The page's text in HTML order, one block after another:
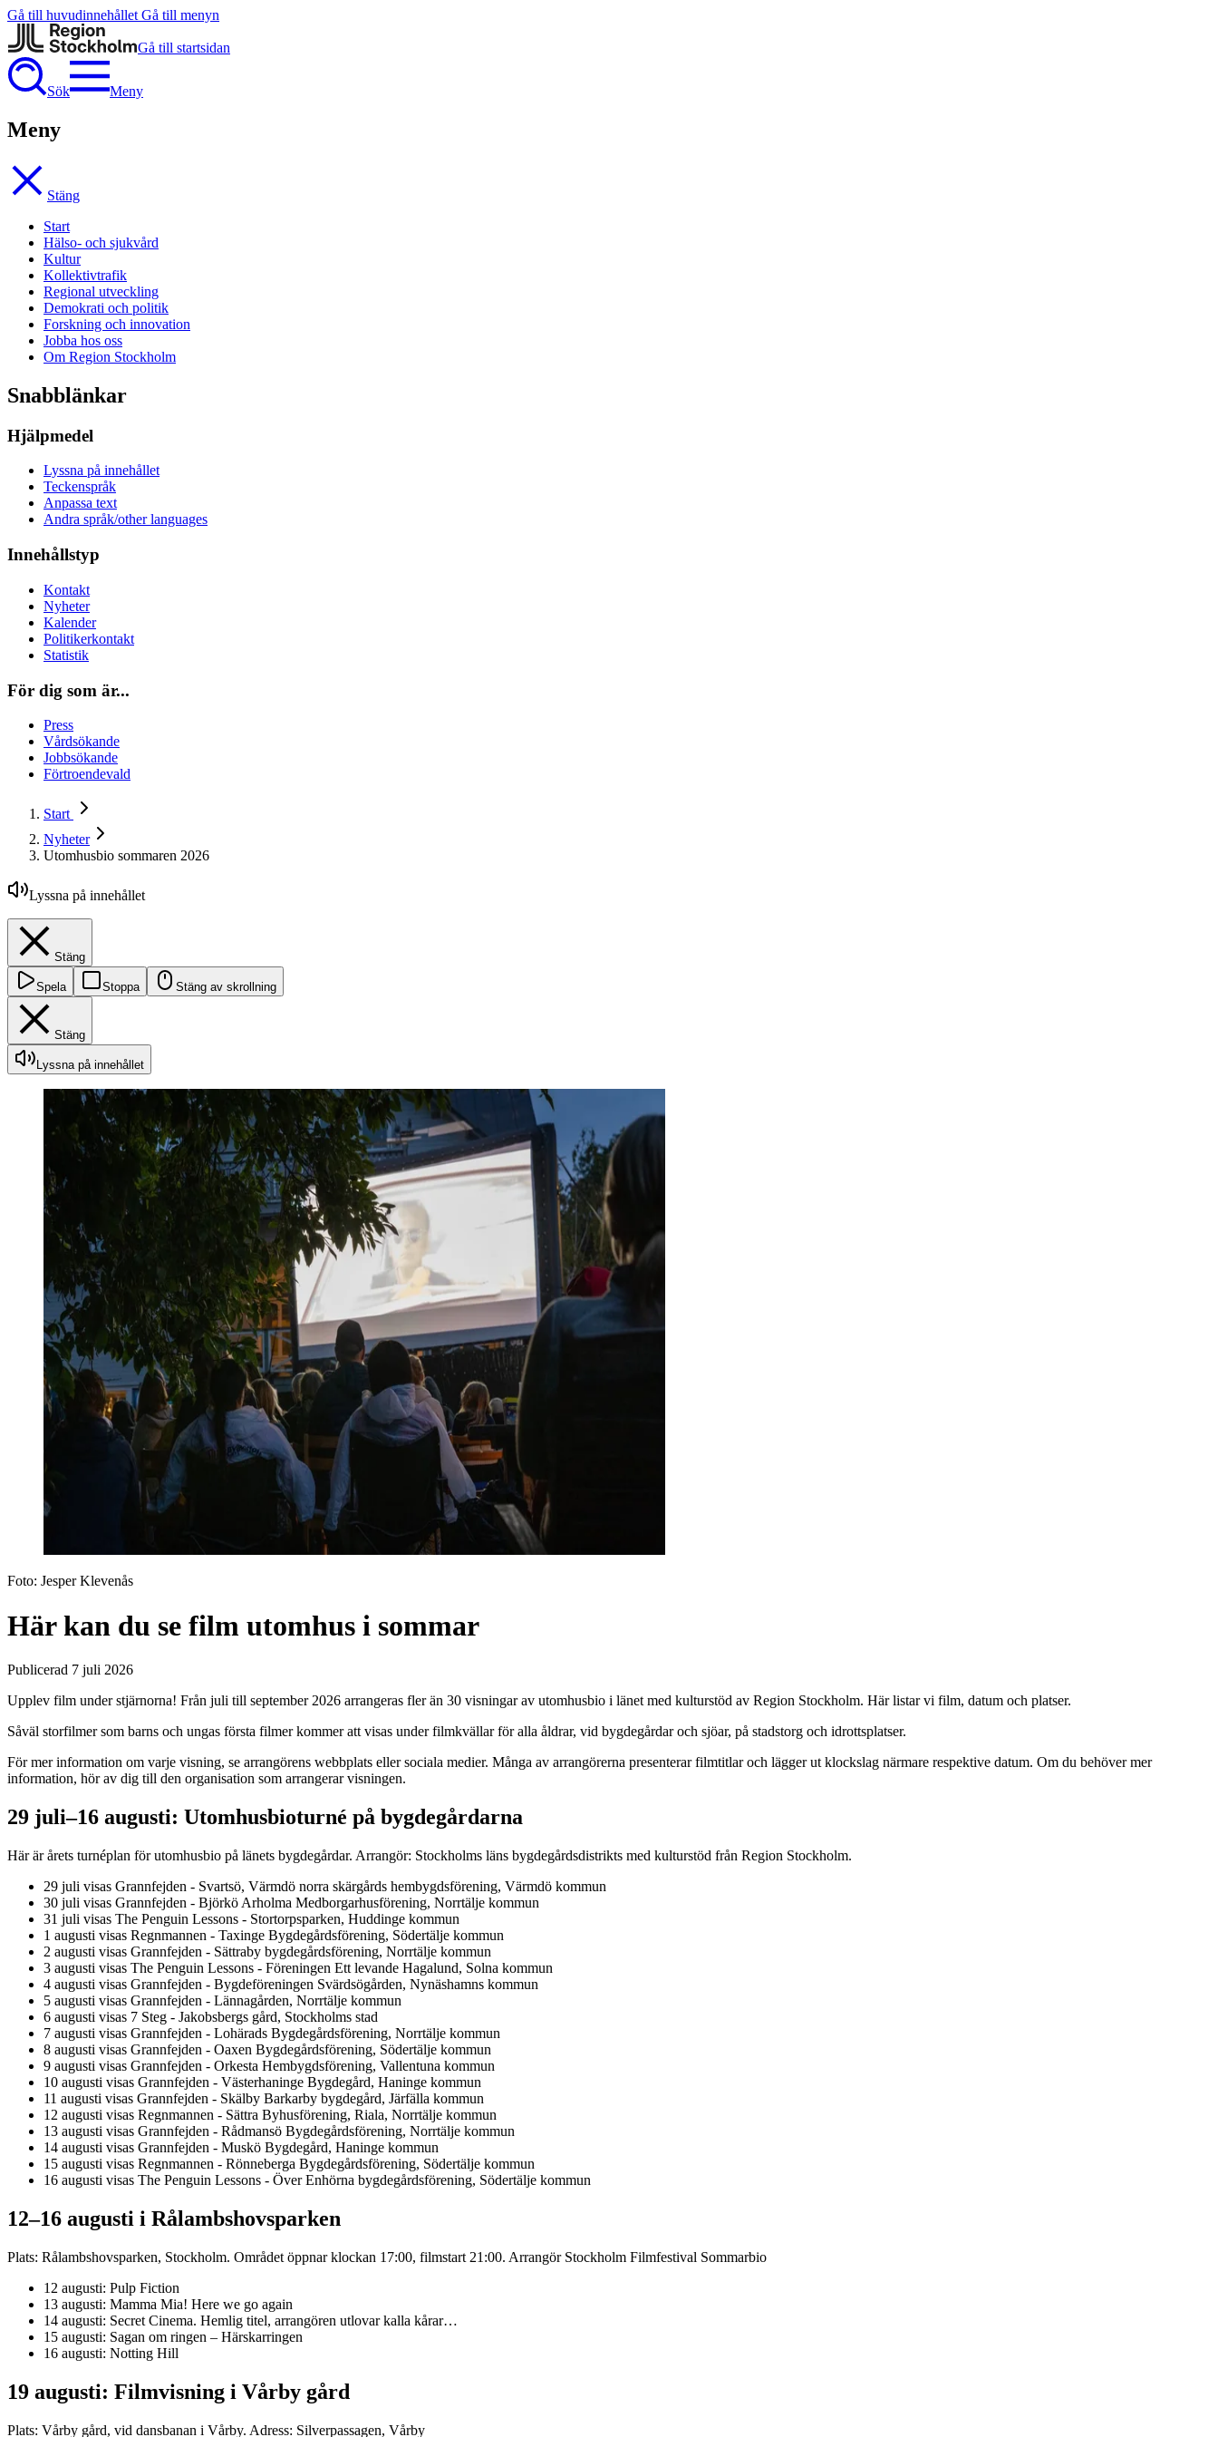
Gå till huvudinnehållet Gå till menyn
Gå till startsidan
Sök Meny
Meny
Stäng
Start
Hälso- och sjukvård
Kultur
Kollektivtrafik
Regional utveckling
Demokrati och politik
Forskning och innovation
Jobba hos oss
Om Region Stockholm
Snabblänkar
Hjälpmedel
Lyssna på innehållet
Teckenspråk
Anpassa text
Andra språk/other languages
Innehållstyp
Kontakt
Nyheter
Kalender
Politikerkontakt
Statistik
För dig som är...
Press
Vårdsökande
Jobbsökande
Förtroendevald
Start
Nyheter
Utomhusbio sommaren 2026
Lyssna på innehållet
Stäng
Spela Stoppa Stäng av skrollning
Stäng
Lyssna på innehållet
Foto: Jesper Klevenås
Här kan du se film utomhus i sommar
Publicerad 7 juli 2026
Upplev film under stjärnorna! Från juli till september 2026 arrangeras fler än 30 visningar av utomhusbio i länet med kulturstöd av Region Stockholm. Här listar vi film, datum och platser.
Såväl storfilmer som barns och ungas första filmer kommer att visas under filmkvällar för alla åldrar, vid bygdegårdar och sjöar, på stadstorg och idrottsplatser.
För mer information om varje visning, se arrangörens webbplats eller sociala medier. Många av arrangörerna presenterar filmtitlar och lägger ut klockslag närmare respektive datum. Om du behöver mer
information, hör av dig till den organisation som arrangerar visningen.
29 juli–16 augusti: Utomhusbioturné på bygdegårdarna
Här är årets turnéplan för utomhusbio på länets bygdegårdar. Arrangör: Stockholms läns bygdegårdsdistrikts med kulturstöd från Region Stockholm.
29 juli visas Grannfejden - Svartsö, Värmdö norra skärgårds hembygdsförening, Värmdö kommun
30 juli visas Grannfejden - Björkö Arholma Medborgarhusförening, Norrtälje kommun
31 juli visas The Penguin Lessons - Stortorpsparken, Huddinge kommun
1 augusti visas Regnmannen - Taxinge Bygdegårdsförening, Södertälje kommun
2 augusti visas Grannfejden - Sättraby bygdegårdsförening, Norrtälje kommun
3 augusti visas The Penguin Lessons - Föreningen Ett levande Hagalund, Solna kommun
4 augusti visas Grannfejden - Bygdeföreningen Svärdsögården, Nynäshamns kommun
5 augusti visas Grannfejden - Lännagården, Norrtälje kommun
6 augusti visas 7 Steg - Jakobsbergs gård, Stockholms stad
7 augusti visas Grannfejden - Lohärads Bygdegårdsförening, Norrtälje kommun
8 augusti visas Grannfejden - Oaxen Bygdegårdsförening, Södertälje kommun
9 augusti visas Grannfejden - Orkesta Hembygdsförening, Vallentuna kommun
10 augusti visas Grannfejden - Västerhaninge Bygdegård, Haninge kommun
11 augusti visas Grannfejden - Skälby Barkarby bygdegård, Järfälla kommun
12 augusti visas Regnmannen - Sättra Byhusförening, Riala, Norrtälje kommun
13 augusti visas Grannfejden - Rådmansö Bygdegårdsförening, Norrtälje kommun
14 augusti visas Grannfejden - Muskö Bygdegård, Haninge kommun
15 augusti visas Regnmannen - Rönneberga Bygdegårdsförening, Södertälje kommun
16 augusti visas The Penguin Lessons - Över Enhörna bygdegårdsförening, Södertälje kommun
12–16 augusti i Rålambshovsparken
Plats: Rålambshovsparken, Stockholm. Området öppnar klockan 17:00, filmstart 21:00. Arrangör Stockholm Filmfestival Sommarbio
12 augusti: Pulp Fiction
13 augusti: Mamma Mia! Here we go again
14 augusti: Secret Cinema. Hemlig titel, arrangören utlovar kalla kårar…
15 augusti: Sagan om ringen – Härskarringen
16 augusti: Notting Hill
19 augusti: Filmvisning i Vårby gård
Plats: Vårby gård, vid dansbanan i Vårby. Adress: Silverpassagen, Vårby